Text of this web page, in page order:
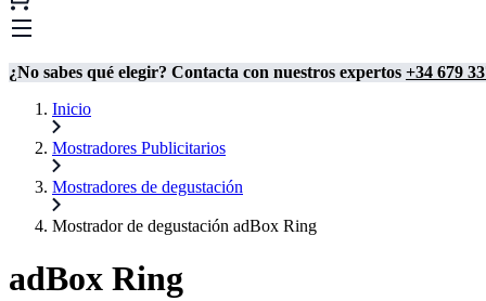
¿No sabes qué elegir? Contacta con nuestros expertos +34 679
Inicio
Mostradores Publicitarios
Mostradores de degustación
Mostrador de degustación adBox Ring
adBox Ring